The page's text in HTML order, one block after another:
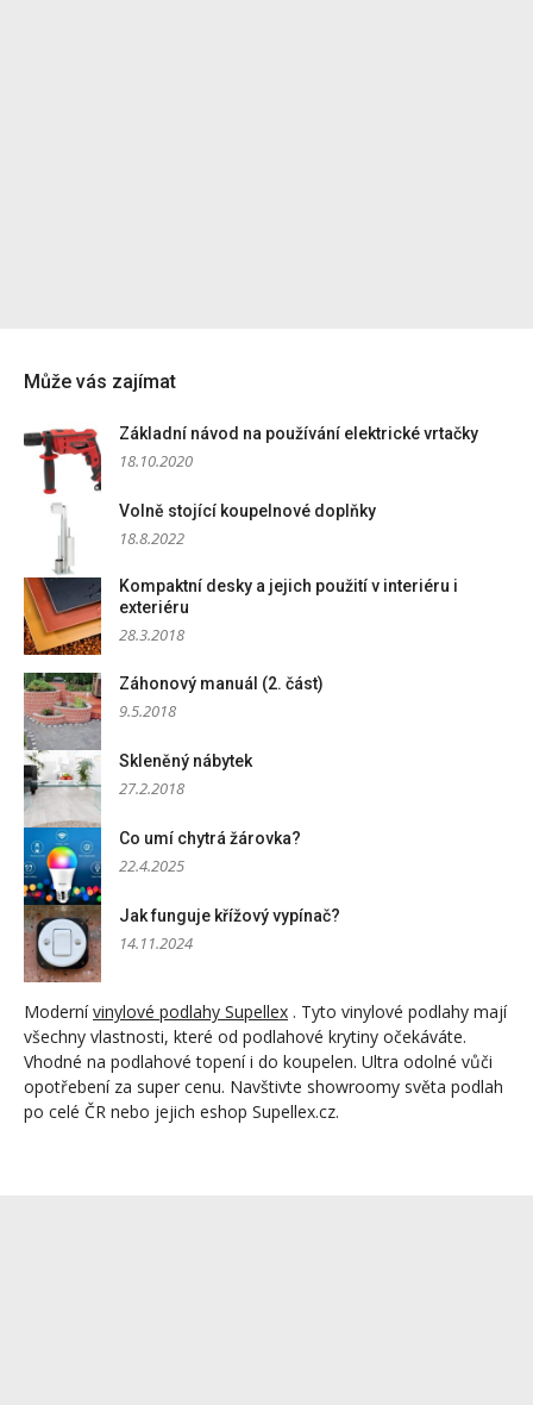
Může vás zajímat
Základní návod na používání elektrické vrtačky
18.10.2020
Volně stojící koupelnové doplňky
18.8.2022
Kompaktní desky a jejich použití v interiéru i
exteriéru
28.3.2018
Záhonový manuál (2. část)
9.5.2018
Skleněný nábytek
27.2.2018
Co umí chytrá žárovka?
22.4.2025
Jak funguje křížový vypínač?
14.11.2024
Modernívinylové podlahy Supellex . Tyto vinylové podlahy mají
všechny vlastnosti, které od podlahové krytiny očekáváte.
Vhodné na podlahové topení i do koupelen. Ultra odolné vůči
opotřebení za super cenu. Navštivte showroomy světa podlah
po celé ČR nebo jejich eshop Supellex.cz.